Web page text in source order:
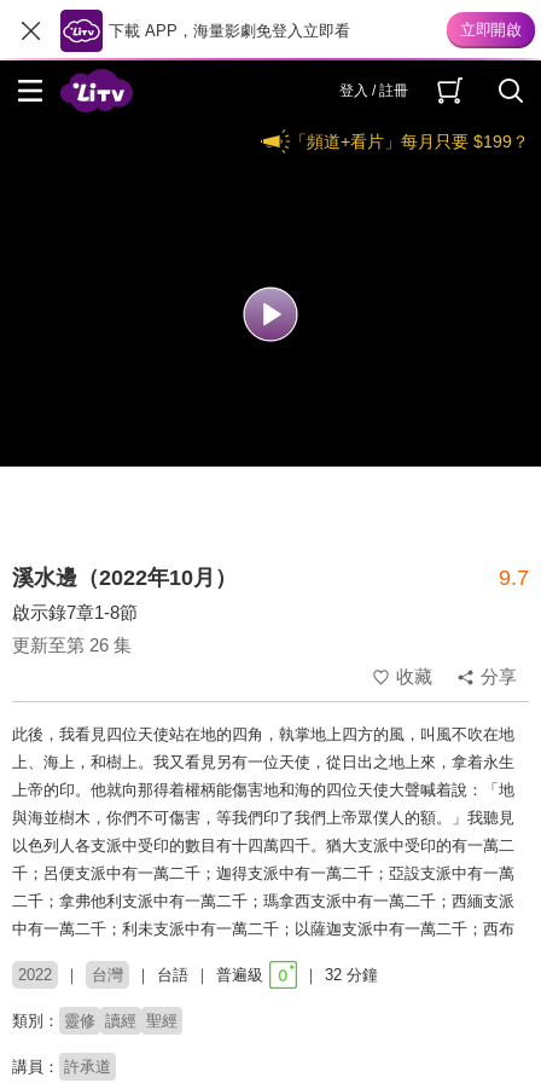
下載 APP，海量影劇免登入立即看
登入 / 註冊
「頻道+看片」每月只要 $199？
溪水邊（2022年10月） 9.7
啟示錄7章1-8節
更新至第 26 集
收藏
分享
此後，我看見四位天使站在地的四角，執掌地上四方的風，叫風不吹在地
上、海上，和樹上。我又看見另有一位天使，從日出之地上來，拿着永生
上帝的印。他就向那得着權柄能傷害地和海的四位天使大聲喊着說：「地
與海並樹木，你們不可傷害，等我們印了我們上帝眾僕人的額。」我聽見
以色列人各支派中受印的數目有十四萬四千。猶大支派中受印的有一萬二
千；呂便支派中有一萬二千；迦得支派中有一萬二千；亞設支派中有一萬
二千；拿弗他利支派中有一萬二千；瑪拿西支派中有一萬二千；西緬支派
中有一萬二千；利未支派中有一萬二千；以薩迦支派中有一萬二千；西布
2022 台灣 台語 普遍級 32 分鐘
類別： 靈修 讀經 聖經
講員： 許承道